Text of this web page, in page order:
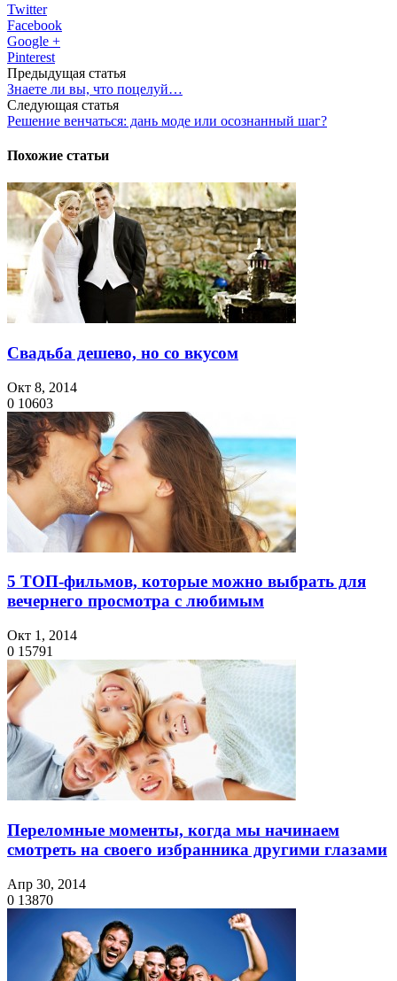
Twitter
Facebook
Google +
Pinterest
Предыдущая статья
Знаете ли вы, что поцелуй…
Следующая статья
Решение венчаться: дань моде или осознанный шаг?
Похожие статьи
Свадьба дешево, но со вкусом
Окт 8, 2014
0 10603
5 ТОП-фильмов, которые можно выбрать для
вечернего просмотра с любимым
Окт 1, 2014
0 15791
Переломные моменты, когда мы начинаем
смотреть на своего избранника другими глазами
Апр 30, 2014
0 13870